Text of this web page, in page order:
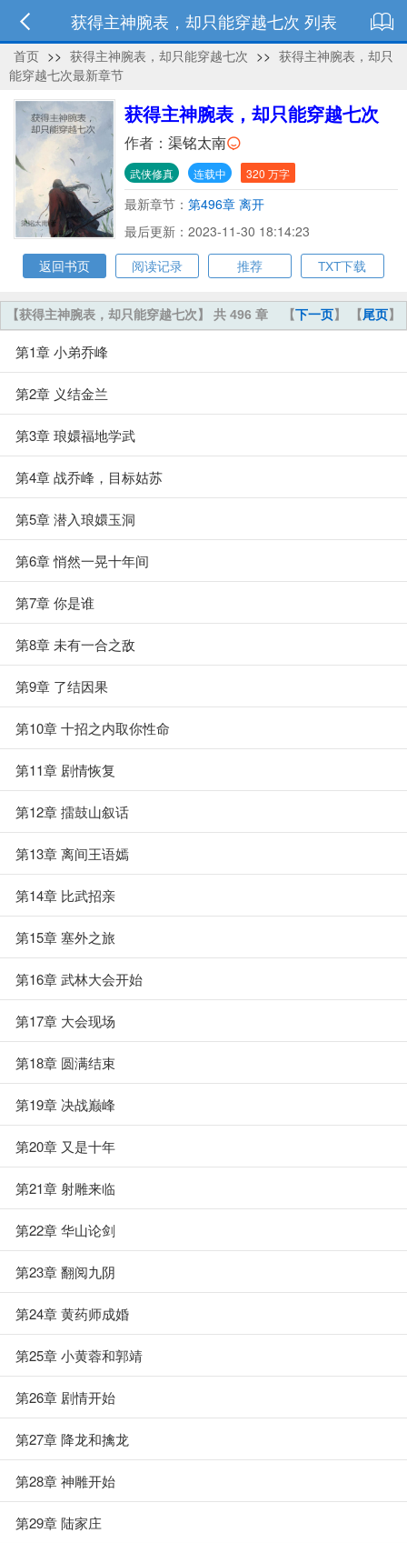
获得主神腕表，却只能穿越七次 列表
首页 >> 获得主神腕表，却只能穿越七次 >> 获得主神腕表，却只
能穿越七次最新章节
获得主神腕表，却只能穿越七次
作者： 渠铭太南
武侠修真 连载中 320 万字
最新章节： 第496章 离开
最后更新：2023-11-30 18:14:23
返回书页
阅读记录 推荐 TXT下载
【下一页】 【尾页】
【获得主神腕表，却只能穿越七次】 共 496 章
第1章 小弟乔峰
第2章 义结金兰
第3章 琅嬛福地学武
第4章 战乔峰，目标姑苏
第5章 潜入琅嬛玉洞
第6章 悄然一晃十年间
第7章 你是谁
第8章 未有一合之敌
第9章 了结因果
第10章 十招之内取你性命
第11章 剧情恢复
第12章 擂鼓山叙话
第13章 离间王语嫣
第14章 比武招亲
第15章 塞外之旅
第16章 武林大会开始
第17章 大会现场
第18章 圆满结束
第19章 决战巅峰
第20章 又是十年
第21章 射雕来临
第22章 华山论剑
第23章 翻阅九阴
第24章 黄药师成婚
第25章 小黄蓉和郭靖
第26章 剧情开始
第27章 降龙和擒龙
第28章 神雕开始
第29章 陆家庄